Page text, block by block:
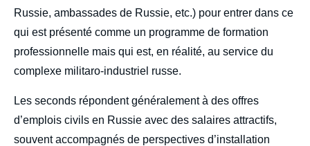
Russie, ambassades de Russie, etc.) pour entrer dans ce
qui est présenté comme un programme de formation
professionnelle mais qui est, en réalité, au service du
complexe militaro-industriel russe.
Les seconds répondent généralement à des offres
d’emplois civils en Russie avec des salaires attractifs,
souvent accompagnés de perspectives d’installation